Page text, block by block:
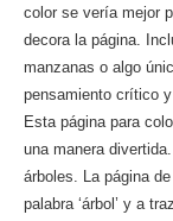
color se vería mejor
decora la página.
manzanas o algo
pensamiento crítico
Esta página para
una manera
árboles. La página
palabra ‘árbol’ y a